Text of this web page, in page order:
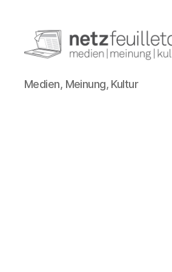
netzfeuilleton.de
Medien, Meinung, Kultur